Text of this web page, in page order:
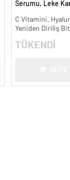
Serumu, Leke
C Vitamini,
Yeniden Diriliş
TÜKENDİ